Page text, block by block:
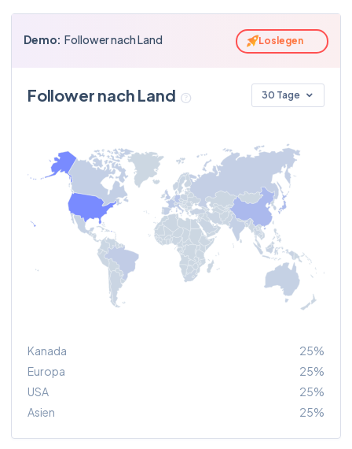
millynycldn
alexisohanian
rimowa
100
neyal99
travel
92
sarasandovalart
Demo: Follower nach Land Loslegen
Follower nach Land 30 Tage
Kanada
25%
Europa
25%
USA
25%
Asien
25%